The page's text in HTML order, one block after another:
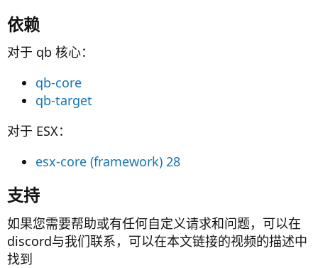
依赖​
对于 qb 核心：
qb-core
qb-target
对于 ESX：
esx-core (framework) 28
支持​
如果您需要帮助或有任何自定义请求和问题，可以在
discord与我们联系，可以在本文链接的视频的描述中
找到